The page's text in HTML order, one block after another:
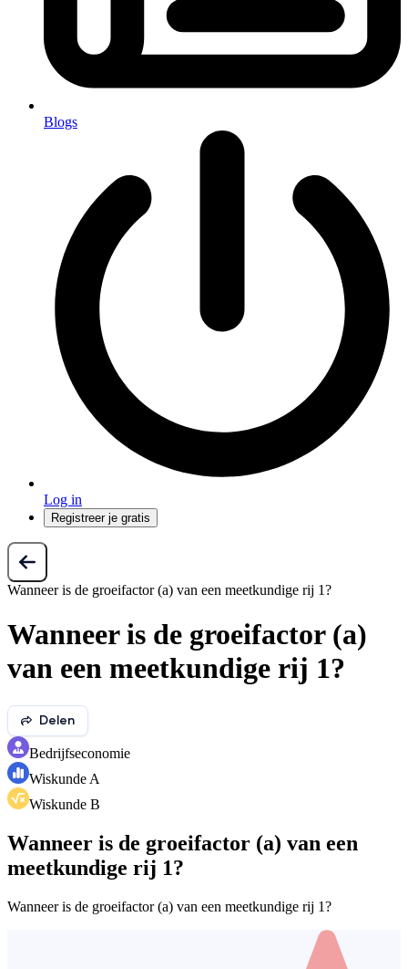
Blogs
Log in
Registreer je gratis
Wanneer is de groeifactor (a) van een meetkundige rij 1?
Wanneer is de groeifactor (a)
van een meetkundige rij 1?
Delen
Bedrijfseconomie
Wiskunde A
Wiskunde B
Wanneer is de groeifactor (a) van een
meetkundige rij 1?
Wanneer is de groeifactor (a) van een meetkundige rij 1?